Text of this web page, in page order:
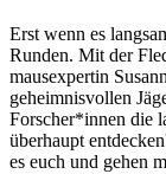
Erst wenn es
Runden. Mit der
mausexpertin
geheimnisvollen
Forscher*innen die
überhaupt
es euch und gehen